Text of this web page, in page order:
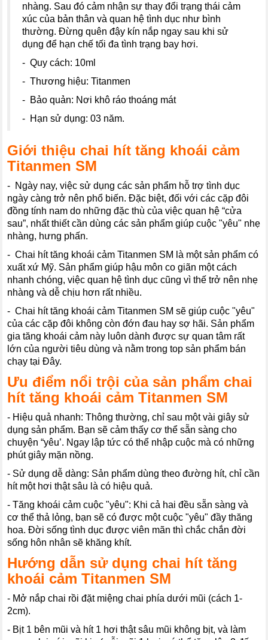
nhàng. Sau đó cảm nhận sự thay đổi trạng thái cảm
xúc của bản thân và quan hệ tình dục như bình
thường. Đừng quên đậy kín nắp ngay sau khi sử
dụng để hạn chế tối đa tình trạng bay hơi.
- Quy cách: 10ml
- Thương hiệu: Titanmen
- Bảo quản: Nơi khô ráo thoáng mát
- Hạn sử dụng: 03 năm.
Giới thiệu chai hít tăng khoái cảm
Titanmen SM
- Ngày nay, việc sử dụng các sản phẩm hỗ trợ tình dục
ngày càng trở nên phổ biến. Đặc biệt, đối với các cặp đôi
đồng tính nam do những đặc thù của việc quan hệ “cửa
sau”, nhất thiết cần dùng các sản phẩm giúp cuộc "yêu" nhẹ
nhàng, hưng phấn.
- Chai hít tăng khoái cảm Titanmen SM là một sản phẩm có
xuất xứ Mỹ. Sản phẩm giúp hậu môn co giãn một cách
nhanh chóng, việc quan hệ tình dục cũng vì thế trở nên nhẹ
nhàng và dễ chịu hơn rất nhiều.
- Chai hít tăng khoái cảm Titanmen SM sẽ giúp cuộc "yêu"
của các cặp đôi không còn đớn đau hay sợ hãi. Sản phẩm
gia tăng khoái cảm này luôn dành được sự quan tâm rất
lớn của người tiêu dùng và nằm trong top sản phẩm bán
chạy tại Đây.
Ưu điểm nổi trội của sản phẩm chai
hít tăng khoái cảm Titanmen SM
- Hiệu quả nhanh: Thông thường, chỉ sau một vài giây sử
dụng sản phẩm. Bạn sẽ cảm thấy cơ thể sẵn sàng cho
chuyện “yêu’. Ngay lập tức có thể nhập cuộc mà có những
phút giây mặn nồng.
- Sử dụng dễ dàng: Sản phẩm dùng theo đường hít, chỉ cần
hít một hơi thật sâu là có hiệu quả.
- Tăng khoái cảm cuộc "yêu": Khi cả hai đều sẵn sàng và
cơ thể thả lỏng, bạn sẽ có được một cuộc "yêu" đầy thăng
hoa. Đời sống tình dục được viên mãn thì chắc chắn đời
sống hôn nhân sẽ khăng khít.
Hướng dẫn sử dụng chai hít tăng
khoái cảm Titanmen SM
- Mở nắp chai rồi đặt miệng chai phía dưới mũi (cách 1-
2cm).
- Bịt 1 bên mũi và hít 1 hơi thật sâu mũi không bịt, và làm